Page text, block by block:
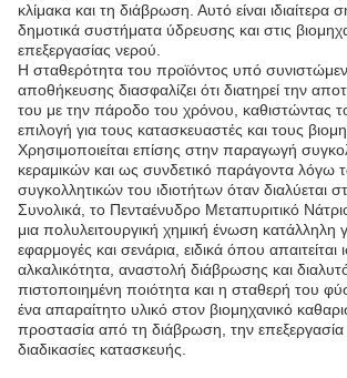
κλίμακα και τη διάβρωση. Αυτό είναι ιδιαίτερα
δημοτικά συστήματα ύδρευσης και στις
επεξεργασίας νερού.
Η σταθερότητα του προϊόντος υπό
αποθήκευσης διασφαλίζει ότι διατηρεί την
του με την πάροδο του χρόνου, καθιστώντας
επιλογή για τους κατασκευαστές και τους
Χρησιμοποιείται επίσης στην παραγωγή
κεραμικών και ως συνδετικό παράγοντα λόγω
συγκολλητικών του ιδιοτήτων όταν διαλύεται
Συνολικά, το Πενταένυδρο Μεταπυριτικό
μια πολυλειτουργική χημική ένωση κατάλληλη
εφαρμογές και σενάρια, ειδικά όπου απαιτείται
αλκαλικότητα, αναστολή διάβρωσης και
πιστοποιημένη ποιότητα και η σταθερή του
ένα απαραίτητο υλικό στον βιομηχανικό
προστασία από τη διάβρωση, την επεξεργασία
διαδικασίες κατασκευής.